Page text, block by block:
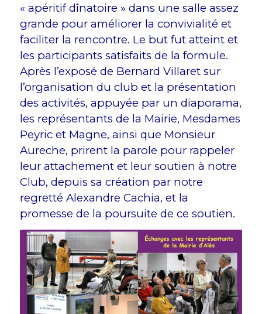
« apéritif dînatoire » dans une salle assez
grande pour améliorer la convivialité et
faciliter la rencontre. Le but fut atteint et
les participants satisfaits de la formule.
Après l’exposé de Bernard Villaret sur
l’organisation du club et la présentation
des activités, appuyée par un diaporama,
les représentants de la Mairie, Mesdames
Peyric et Magne, ainsi que Monsieur
Aureche, prirent la parole pour rappeler
leur attachement et leur soutien à notre
Club, depuis sa création par notre
regretté Alexandre Cachia, et la
promesse de la poursuite de ce soutien.